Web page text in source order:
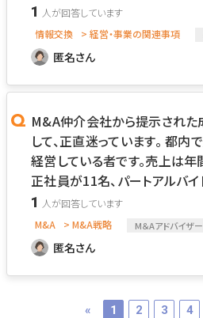
1
情報交換 > 経営・事業の関連事項
匿名さん
M&A仲介会社から提示され
して、正直迷っています。 都
経営している者です。売上は
正社員が11名、パートアルバ
1
M&A > M&A戦略 M＆Aアドバイザー
匿名さん
« 1 2 3 4